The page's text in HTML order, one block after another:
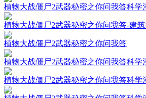
植物大战僵尸2武器秘密之你问我答科学
植物大战僵尸2武器秘密之你问我答-建
植物大战僵尸2武器秘密之你问我答
植物大战僵尸2武器秘密之你问我答科学
植物大战僵尸2武器秘密之你问我答科学